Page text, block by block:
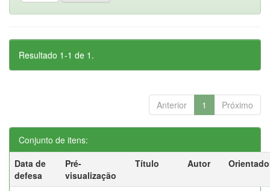
Resultado 1-1 de 1.
Anterior 1 Próximo
Conjunto de itens:
Data de
defesa
Pré-
visualização
Título Autor